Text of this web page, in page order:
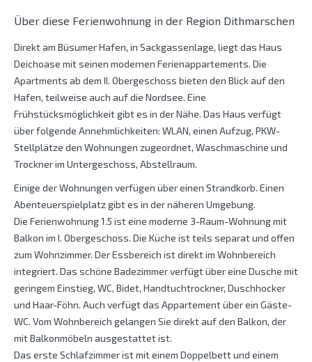
Über diese Ferienwohnung in der Region Dithmarschen
Direkt am Büsumer Hafen, in Sackgassenlage, liegt das Haus
Deichoase mit seinen modernen Ferienappartements. Die
Apartments ab dem II. Obergeschoss bieten den Blick auf den
Hafen, teilweise auch auf die Nordsee. Eine
Frühstücksmöglichkeit gibt es in der Nähe. Das Haus verfügt
über folgende Annehmlichkeiten: WLAN, einen Aufzug, PKW-
Stellplätze den Wohnungen zugeordnet, Waschmaschine und
Trockner im Untergeschoss, Abstellraum.
Einige der Wohnungen verfügen über einen Strandkorb. Einen
Abenteuerspielplatz gibt es in der näheren Umgebung.
Die Ferienwohnung 1.5 ist eine moderne 3-Raum-Wohnung mit
Balkon im I. Obergeschoss. Die Küche ist teils separat und offen
zum Wohnzimmer. Der Essbereich ist direkt im Wohnbereich
integriert. Das schöne Badezimmer verfügt über eine Dusche mit
geringem Einstieg, WC, Bidet, Handtuchtrockner, Duschhocker
und Haar-Föhn. Auch verfügt das Appartement über ein Gäste-
WC. Vom Wohnbereich gelangen Sie direkt auf den Balkon, der
mit Balkonmöbeln ausgestattet ist.
Das erste Schlafzimmer ist mit einem Doppelbett und einem